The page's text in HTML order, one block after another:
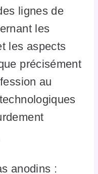
lignes de
les
les aspects
précisément
au
anodins :